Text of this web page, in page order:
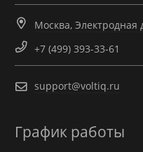
Москва, Электродная
+7 (499) 393-33-61
support@voltiq.ru
График работы